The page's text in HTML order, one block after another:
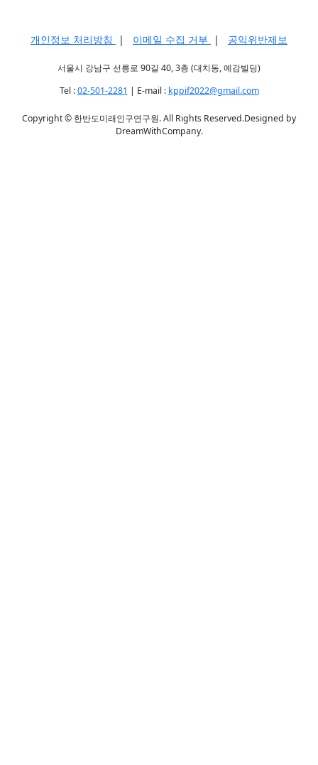
개인정보 처리방침 | 이메일 수집 거부 | 공익위반제보
서울시 강남구 선릉로 90길 40, 3층 (대치동, 예감빌딩)
Tel :02-501-2281 | E-mail : kppif2022@gmail.com
Copyright © 한반도미래인구연구원. All Rights Reserved.Designed by
DreamWithCompany.